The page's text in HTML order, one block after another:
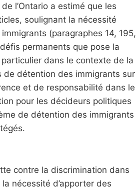
l’Ontario a estimé que les
soulignant la nécessité
(paragraphes 14, 195,
permanents que pose la
dans le contexte de la
de détention des immigrants sur
et de responsabilité dans le
pour les décideurs politiques
de détention des immigrants
contre la discrimination dans
nécessité d’apporter des